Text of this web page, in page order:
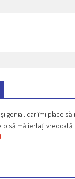
genial, dar îmi place să
o să mă iertați